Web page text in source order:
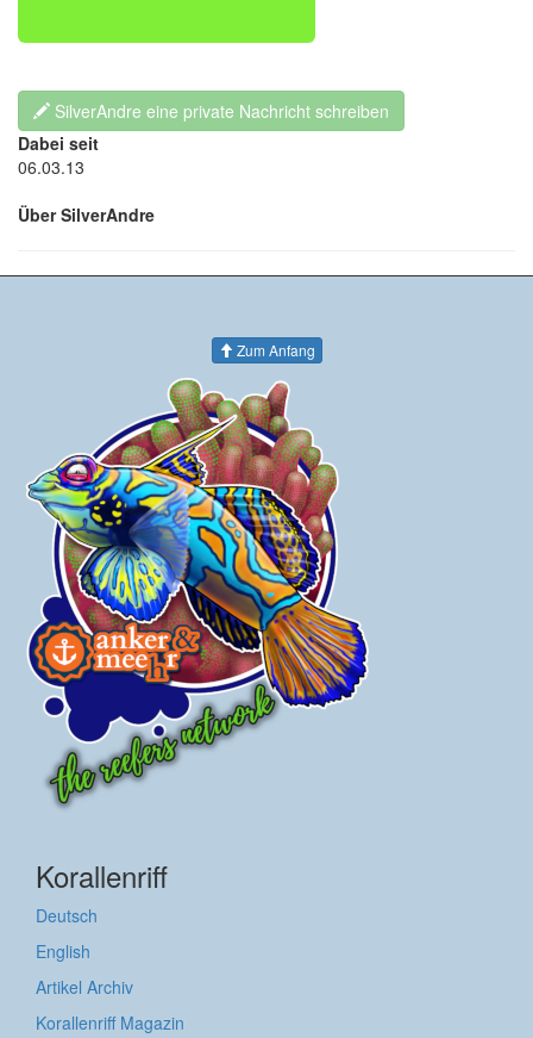
SilverAndre eine private Nachricht schreiben
Dabei seit
06.03.13
Über SilverAndre
Zum Anfang
Korallenriff
Deutsch
English
Artikel Archiv
Korallenriff Magazin